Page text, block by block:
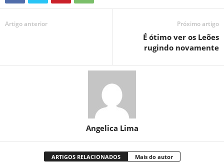
Artigo anterior Próximo artigo
É ótimo ver os Leões
rugindo novamente
Angelica Lima
ARTIGOS RELACIONADOS Mais do autor